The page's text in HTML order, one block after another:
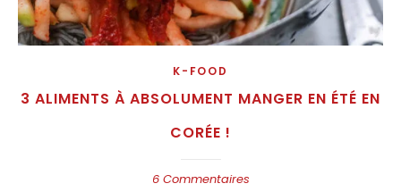
K-FOOD
3 ALIMENTS À ABSOLUMENT MANGER EN ÉTÉ EN
CORÉE !
6 Commentaires